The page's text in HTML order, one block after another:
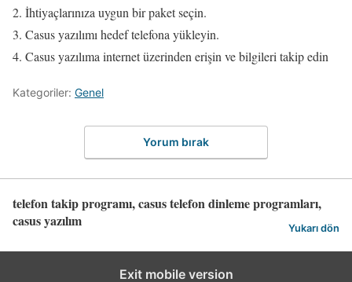
İhtiyaçlarınıza uygun bir paket seçin.
Casus yazılımı hedef telefona yükleyin.
Casus yazılıma internet üzerinden erişin ve bilgileri takip edin
Kategoriler: Genel
Yorum bırak
telefon takip programı, casus telefon dinleme programları,
casus yazılım
Yukarı dön
Exit mobile version